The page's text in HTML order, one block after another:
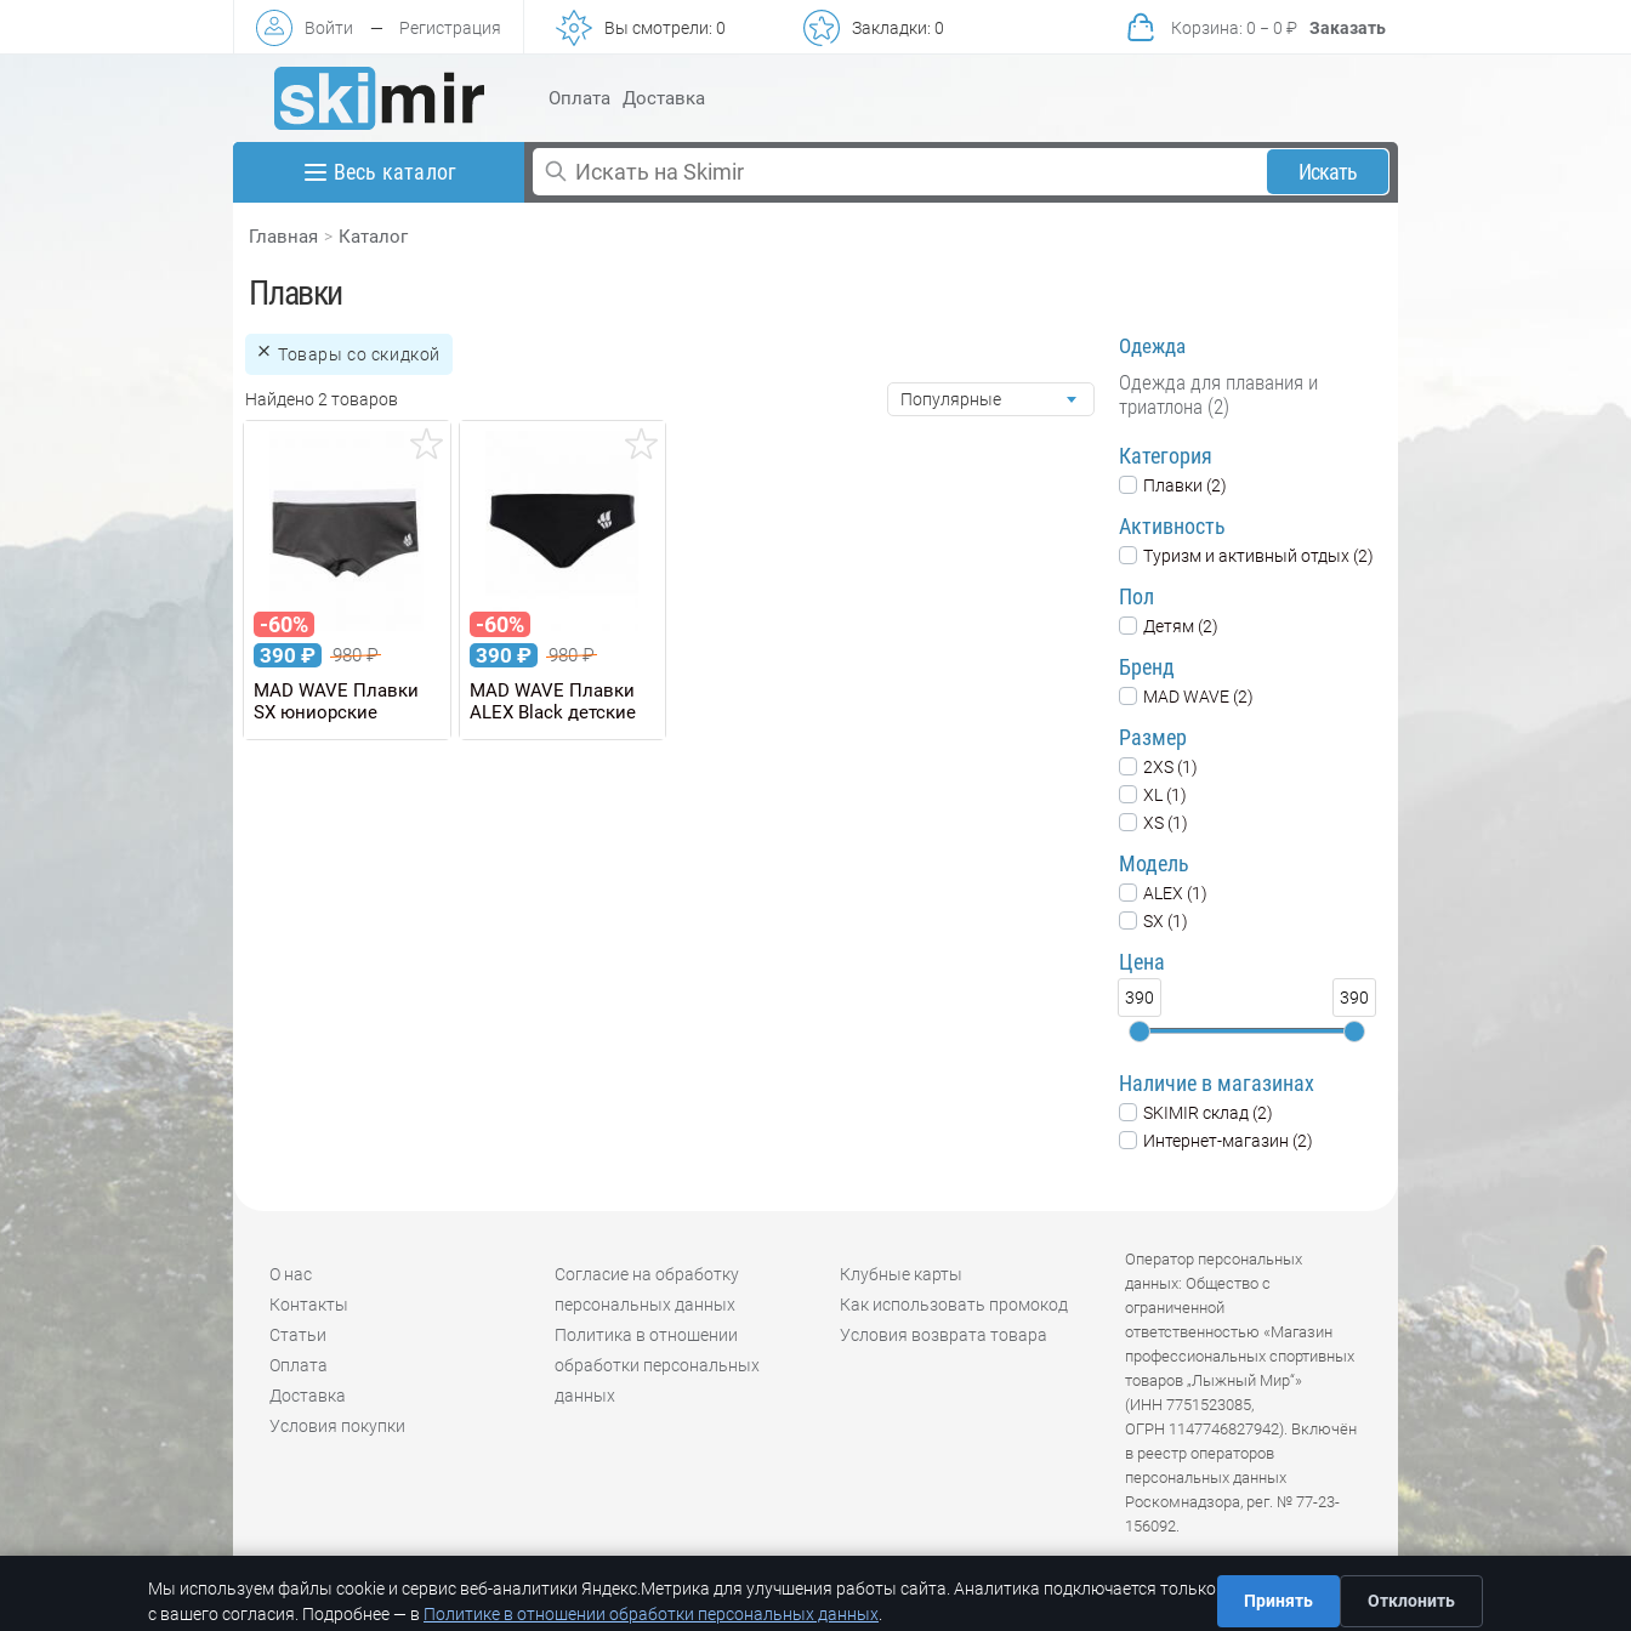
Войти — Регистрация Вы смотрели: 0 Закладки: 0 Корзина: 0 − 0 ₽ Заказать
Оплата Доставка
Весь каталог Искать
Главная Каталог
Плавки
Товары со скидкой
Найдено 2 товаров Популярные
-60%
390 ₽ 980₽
MAD WAVE Плавки
SX юниорские
-60%
390 ₽ 980₽
MAD WAVE Плавки
ALEX Black детские
Одежда
Одежда для плавания и
триатлона (2)
Категория
Плавки (2)
Активность
Туризм и активный отдых (2)
Пол
Детям (2)
Бренд
MAD WAVE (2)
Размер
2XS (1)
XL (1)
XS (1)
Модель
ALEX (1)
SX (1)
Цена
390 390
Наличие в магазинах
SKIMIR склад (2)
Интернет-магазин (2)
О нас
Контакты
Статьи
Оплата
Доставка
Условия покупки
Согласие на обработку
персональных данных
Политика в отношении
обработки персональных
данных
Клубные карты
Как использовать промокод
Условия возврата товара
Оператор персональных
данных: Общество с
ограниченной
ответственностью «Магазин
профессиональных спортивных
товаров „Лыжный Мир“»
(ИНН 7751523085,
ОГРН 1147746827942). Включён
в реестр операторов
персональных данных
Роскомнадзора, рег. № 77-23-
156092.
© 1992-2026 Skimir #он_не_только_лыжный ;)
© K back && front ends programming
Мы используем файлы cookie и сервис веб-аналитики Яндекс.Метрика для улучшения работы сайта. Аналитика подключается только
с вашего согласия. Подробнее — в Политике в отношении обработки персональных данных
Принять Отклонить